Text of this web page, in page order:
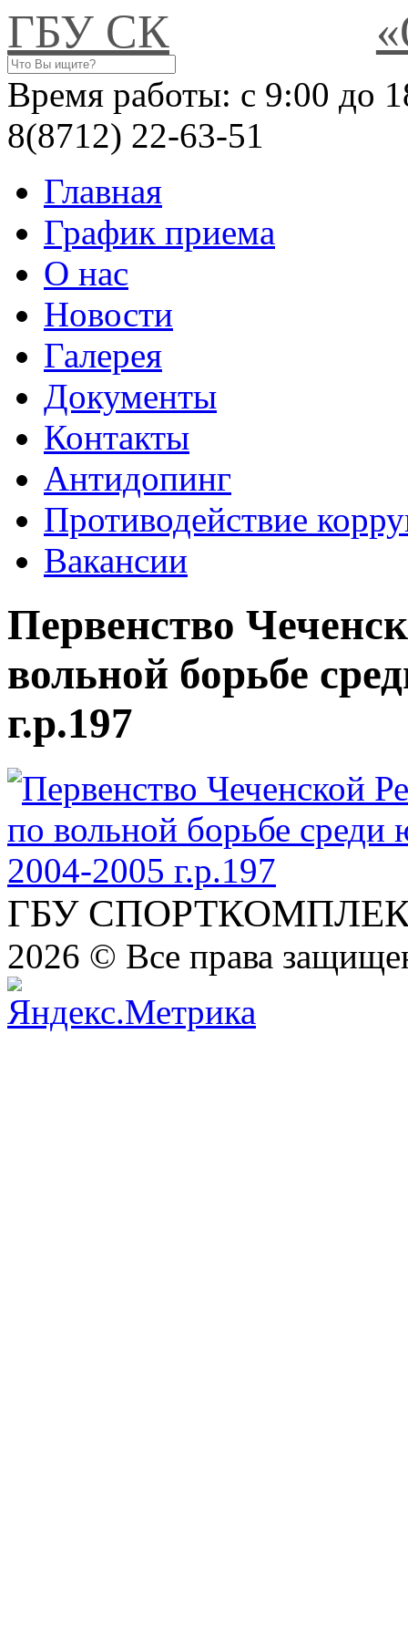
ГБУ СК
Время работы: c 9:00 до
8(8712) 22-63-51
Главная
График приема
О нас
Новости
Галерея
Документы
Контакты
Антидопинг
Противодействие
Вакансии
Первенство
вольной борьбе
г.р.197
ГБУ
2026 © Все права